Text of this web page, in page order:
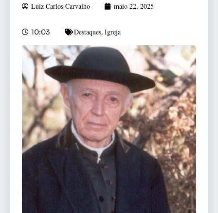
Luiz Carlos Carvalho maio 22, 2025
10:03 Destaques, Igreja